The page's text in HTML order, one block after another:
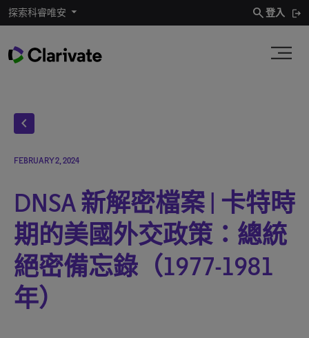
探索科睿唯安 search登入
chevron_left
FEBRUARY 2, 2024
DNSA 新解密檔案 | 卡特時
期的美國外交政策：總統
絕密備忘錄（1977-1981
年）